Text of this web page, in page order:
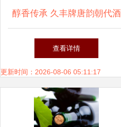
醇香传承 久丰牌唐韵朝代酒
的酱香魅力与正宗之源
查看详情
更新时间：2026-08-06 05:11:17